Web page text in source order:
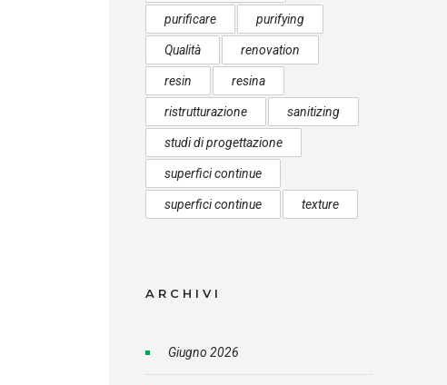
purificare purifying
Qualità renovation
resin resina
ristrutturazione sanitizing
studi di progettazione
superfici continue
superfici continue texture
ARCHIVI
Giugno 2026